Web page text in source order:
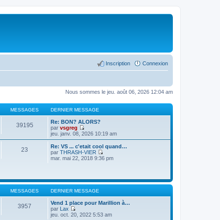
Connexion
Inscription
Nous sommes le jeu. août 06, 2026 12:04 am
MESSAGES DERNIER MESSAGE
39195
Re: BON? ALORS?
par vsgreg
C
o
n
s
u
l
r
l
e
d
e
n
jeu. janv. 08, 2026 10:19 am
23
Re: VS ... c'etait cool quand…
par THRASH-VIER
C
u
l
e
r
e
mar. mai 22, 2018 9:36 pm
MESSAGES DERNIER MESSAGE
3957
Vend 1 place pour Marillion à…
par Lax
C
jeu. oct. 20, 2022 5:53 am